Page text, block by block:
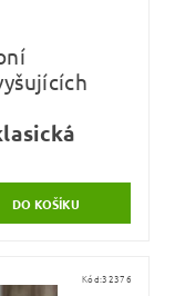
Kód:32376